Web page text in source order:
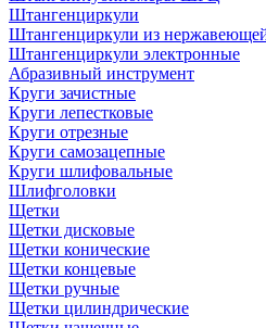
Штангенциркули
Штангенциркули из
Штангенциркули электронные
Абразивный инструмент
Круги зачистные
Круги лепестковые
Круги отрезные
Круги самозацепные
Круги шлифовальные
Шлифголовки
Щетки
Щетки дисковые
Щетки конические
Щетки концевые
Щетки ручные
Щетки цилиндрические